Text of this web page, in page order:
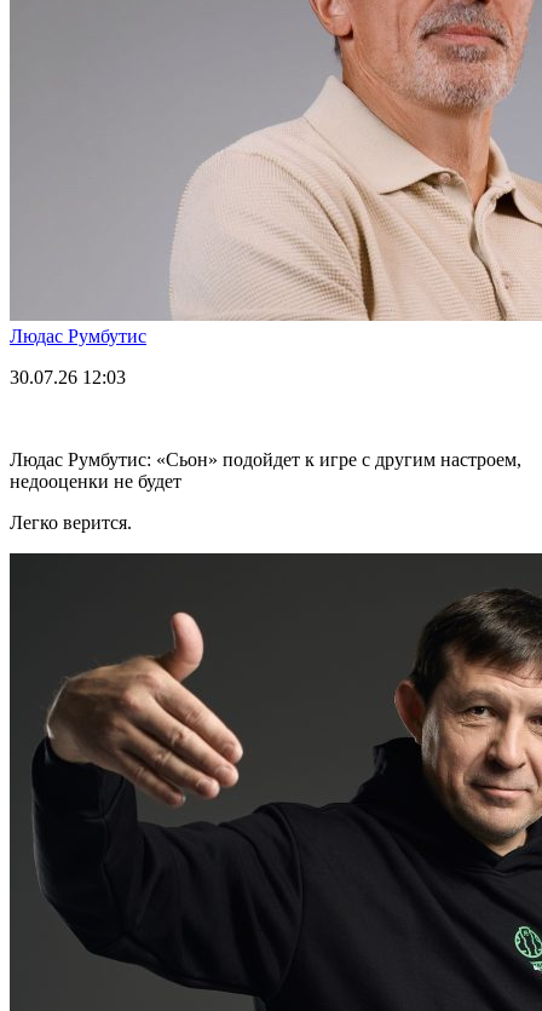
Людас Румбутис
30.07.26 12:03
Людас Румбутис: «Сьон» подойдет к игре с другим настроем,
недооценки не будет
Легко верится.